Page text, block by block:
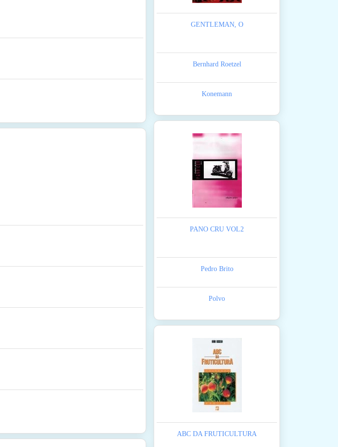
GENTLEMAN, O
Bernhard Roetzel
Konemann
PANO CRU VOL2
Pedro Brito
Polvo
ABC DA FRUTICULTURA